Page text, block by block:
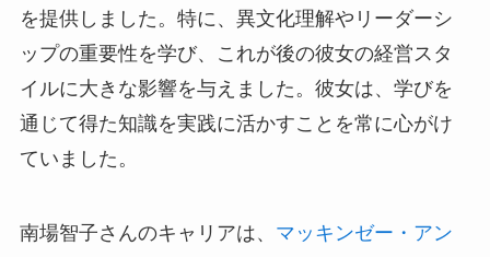
を提供しました。特に、異文化理解やリーダーシ
ップの重要性を学び、これが後の彼女の経営スタ
イルに大きな影響を与えました。彼女は、学びを
通じて得た知識を実践に活かすことを常に心がけ
ていました。
南場智子さんのキャリアは、 マッキンゼー・アン